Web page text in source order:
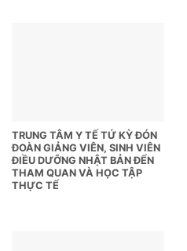
TRUNG TÂM Y TẾ TỨ KỲ ĐÓN
ĐOÀN GIẢNG VIÊN, SINH VIÊN
ĐIỀU DƯỠNG NHẬT BẢN ĐẾN
THAM QUAN VÀ HỌC TẬP
THỰC TẾ